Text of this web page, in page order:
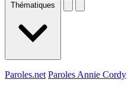
Thématiques
Paroles.net Paroles Annie Cordy